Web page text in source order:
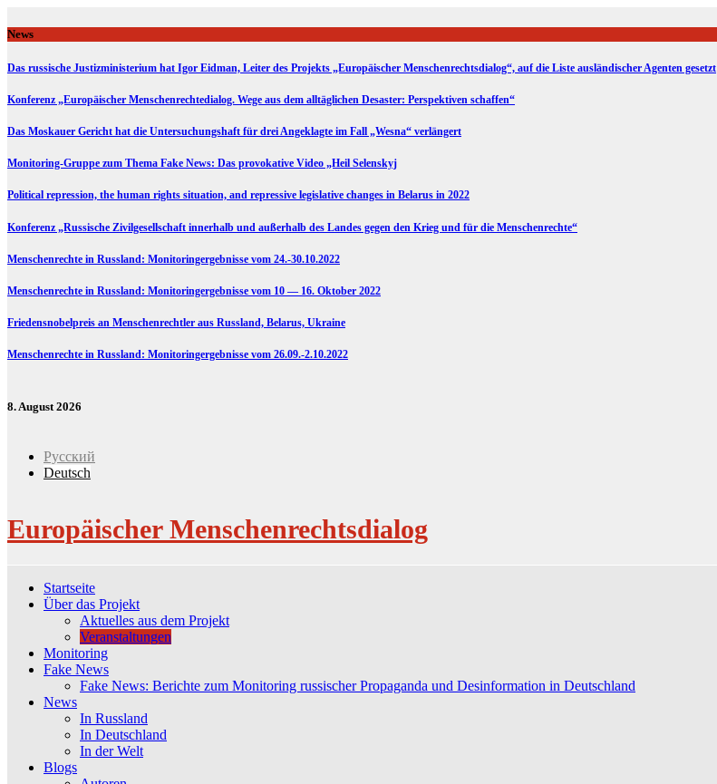
to
News
Das russische Justizministerium hat Igor Eidman, Leiter des Projekts „Europäischer Menschenrechtsdialog“, auf die Liste ausländischer Agenten gesetzt
Konferenz „Europäischer Menschenrechtedialog. Wege aus dem alltäglichen Desaster: Perspektiven schaffen“
Das Moskauer Gericht hat die Untersuchungshaft für drei Angeklagte im Fall „Wesna“ verlängert
Monitoring-Gruppe zum Thema Fake News: Das provokative Video „Heil Selenskyj
Political repression, the human rights situation, and repressive legislative changes in Belarus in 2022
Konferenz „Russische Zivilgesellschaft innerhalb und außerhalb des Landes gegen den Krieg und für die Menschenrechte“
Menschenrechte in Russland: Monitoringergebnisse vom 24.-30.10.2022
Menschenrechte in Russland: Monitoringergebnisse vom 10 — 16. Oktober 2022
Friedensnobelpreis an Menschenrechtler aus Russland, Belarus, Ukraine
Menschenrechte in Russland: Monitoringergebnisse vom 26.09.-2.10.2022
8. August 2026
Русский
Deutsch
Europäischer Menschenrechtsdialog
Startseite
Über das Projekt
Aktuelles aus dem Projekt
Veranstaltungen
Monitoring
Fake News
Fake News: Berichte zum Monitoring russischer Propaganda und Desinformation in Deutschland
News
In Russland
In Deutschland
In der Welt
Blogs